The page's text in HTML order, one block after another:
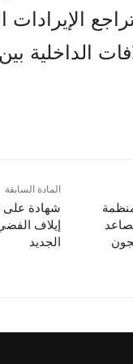
الإيرادات
الداخلية
المادة السابقة
شهادة على
إيلاف
الجديد